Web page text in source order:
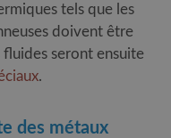
tels que les
doivent être
fluides seront ensuite
.
des métaux